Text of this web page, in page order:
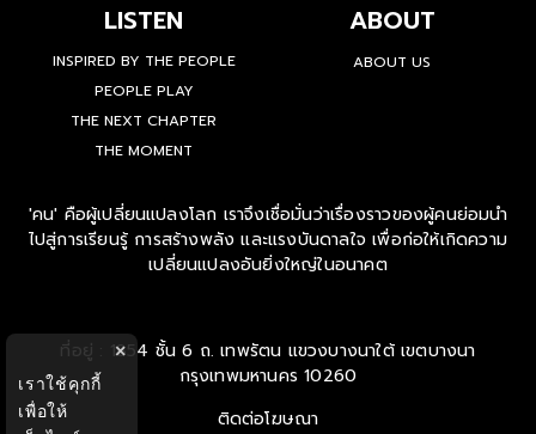
LISTEN
INSPIRED BY THE PEOPLE
PEOPLE PLAY
THE NEXT CHAPTER
THE MOMENT
ABOUT
ABOUT US
'คน' คือผู้เปลี่ยนแปลงโลก เราจึงเชื่อมั่นว่าเรื่องราวของผู้คนย่อมนำ
ไปสู่การเรียนรู้ การสร้างพลัง และแรงบันดาลใจ เพื่อก่อให้เกิดความ
เปลี่ยนแปลงอันยิ่งใหญ่ในอนาคต
ที่อยู่ : 1854 ชั้น 6 ถ. เทพรัตน แขวงบางนาใต้ เขตบางนา
กรุงเทพมหานคร 10260
ติดต่อโฆษณา
×
เราใช้คุกกี้
เพื่อให้